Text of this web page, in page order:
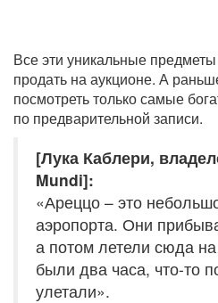
Все эти уникальные
продать на аукционе. А
посмотреть только самые
по предварительной записи.
[Лука Каблери,
Mundi]:
«Ареццо – это
аэропорта. Они
а потом летели сюда
были два часа, что-то
улетали».